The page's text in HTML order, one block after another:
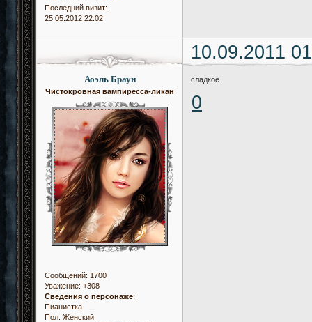
Последний визит:
25.05.2012 22:02
10.09.2011
Аоэль Браун
Чистокровная вампиресса-ликан
Сообщений: 1700
Уважение: +308
Сведения о персонаже:
Пианистка
Пол: Женский
сладкое
0